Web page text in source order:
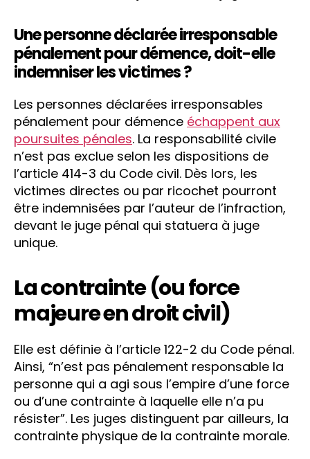
Une personne déclarée irresponsable
pénalement pour démence, doit-elle
indemniser les victimes ?
Les personnes déclarées irresponsables
pénalement pour démence échappent aux
poursuites pénales. La responsabilité civile
n’est pas exclue selon les dispositions de
l’article 414-3 du Code civil. Dès lors, les
victimes directes ou par ricochet pourront
être indemnisées par l’auteur de l’infraction,
devant le juge pénal qui statuera à juge
unique.
La contrainte (ou force
majeure en droit civil)
Elle est définie à l’article 122-2 du Code pénal.
Ainsi, “n’est pas pénalement responsable la
personne qui a agi sous l’empire d’une force
ou d’une contrainte à laquelle elle n’a pu
résister”. Les juges distinguent par ailleurs, la
contrainte physique de la contrainte morale.